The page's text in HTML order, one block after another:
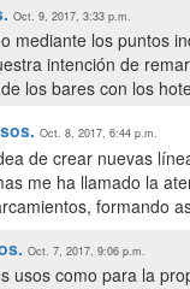
Oct. 9, 2017, 3:33 p.m.
mediante los puntos
intención de
Oct. 8, 2017, 6:44 p.m.
de crear nuevas
me ha llamado la
formando
Oct. 7, 2017, 9:06 p.m.
usos como para la